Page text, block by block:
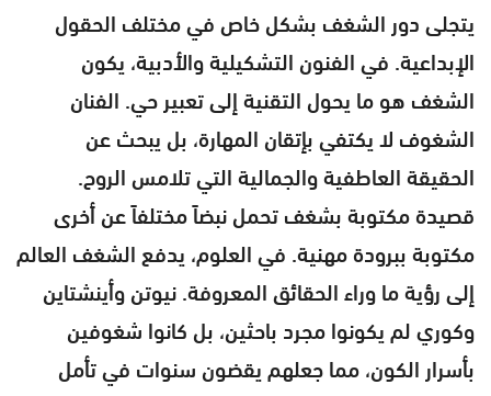
يتجلى دور الشغف بشكل خاص في مختلف الحقول
الإبداعية. في الفنون التشكيلية والأدبية، يكون
الشغف هو ما يحول التقنية إلى تعبير حي. الفنان
الشغوف لا يكتفي بإتقان المهارة، بل يبحث عن
الحقيقة العاطفية والجمالية التي تلامس الروح.
قصيدة مكتوبة بشغف تحمل نبضاً مختلفاً عن أخرى
مكتوبة ببرودة مهنية. في العلوم، يدفع الشغف العالم
إلى رؤية ما وراء الحقائق المعروفة. نيوتن وأينشتاين
وكوري لم يكونوا مجرد باحثين، بل كانوا شغوفين
بأسرار الكون، مما جعلهم يقضون سنوات في تأمل